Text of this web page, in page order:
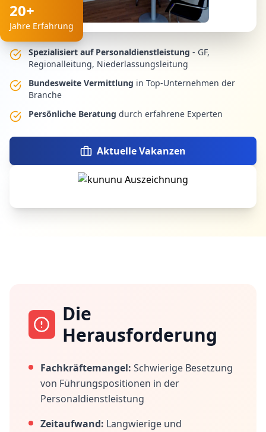
20+
Jahre Erfahrung
Spezialisiert auf Personaldienstleistung - GF,
Regionalleitung, Niederlassungsleitung
Bundesweite Vermittlung in Top-Unternehmen der
Branche
Persönliche Beratung durch erfahrene Experten
Aktuelle Vakanzen
Die
Herausforderung
Fachkräftemangel: Schwierige Besetzung
von Führungspositionen in der
Personaldienstleistung
Zeitaufwand: Langwierige und